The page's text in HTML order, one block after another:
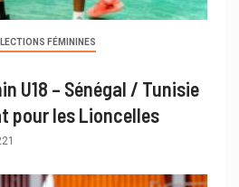
FÉMININES
U18 – Sénégal / Tunisie
pour les Lioncelles